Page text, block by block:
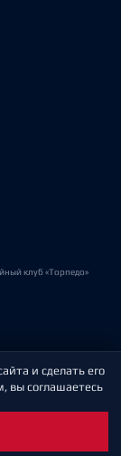
клуб «Торпедо»
и сделать его
вы соглашаетесь